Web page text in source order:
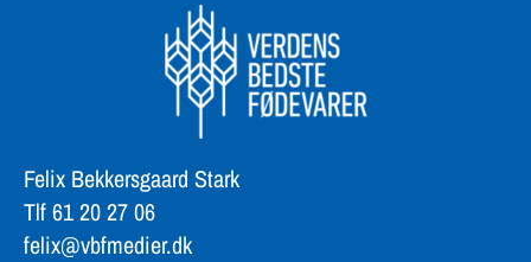
Felix Bekkersgaard Stark
Tlf 61 20 27 06
felix@vbfmedier.dk